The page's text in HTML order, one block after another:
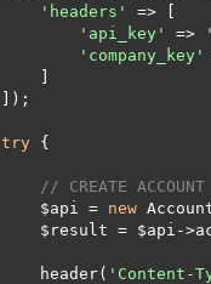
'headers'
=> [
'api_key'
=>
'company_key'
]);
try {
// CREATE ACCOUNT
    $api =
new
    header(
'Content-